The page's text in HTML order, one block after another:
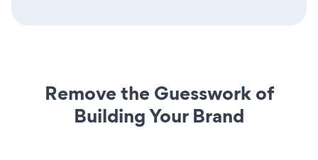
Remove the Guesswork of
Building Your Brand